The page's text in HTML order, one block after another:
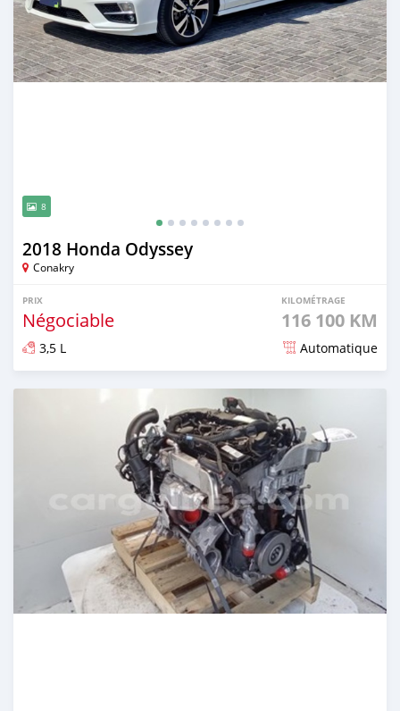
8
2018 Honda Odyssey
Conakry
PRIX
Négociable
KILOMÉTRAGE
116 100 KM
3,5 L Automatique
Publié il y a 8 mois